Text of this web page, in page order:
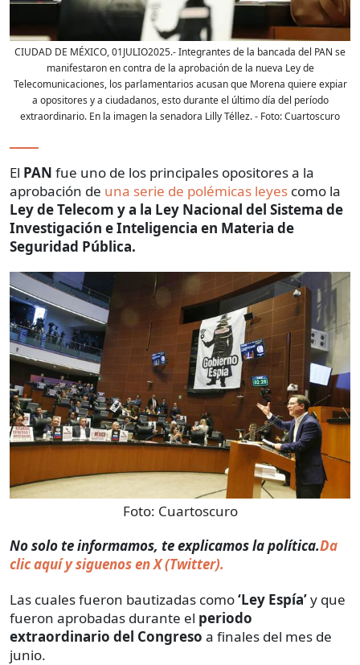
CIUDAD DE MÉXICO, 01JULIO2025.- Integrantes de la bancada del PAN se
manifestaron en contra de la aprobación de la nueva Ley de
Telecomunicaciones, los parlamentarios acusan que Morena quiere expiar
a opositores y a ciudadanos, esto durante el último día del período
extraordinario. En la imagen la senadora Lilly Téllez.- Foto:Cuartoscuro
El PAN fue uno de los principales opositores a la
aprobación de una serie de polémicas leyes como la
Ley de Telecom y a la Ley Nacional del Sistema de
Investigación e Inteligencia en Materia de
Seguridad Pública.
Foto: Cuartoscuro
No solo te informamos, te explicamos la política.Da
clic aquí y siguenos en X (Twitter).
Las cuales fueron bautizadas como‘Ley Espía’y que
fueron aprobadas durante el periodo
extraordinario del Congreso a finales del mes de
junio.